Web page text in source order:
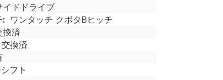
イドドライブ
ワンタッチ クボタBヒッチ
換済
交換済
フト